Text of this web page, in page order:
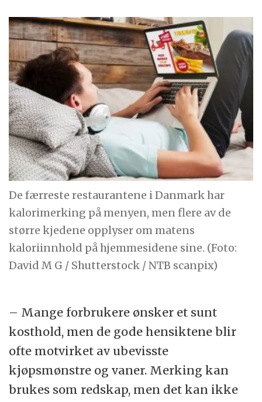
De færreste restaurantene i Danmark har
kalorimerking på menyen, men flere av de
større kjedene opplyser om matens
kaloriinnhold på hjemmesidene sine. (Foto:
David M G / Shutterstock / NTB scanpix)
– Mange forbrukere ønsker et sunt
kosthold, men de gode hensiktene blir
ofte motvirket av ubevisste
kjøpsmønstre og vaner. Merking kan
brukes som redskap, men det kan ikke